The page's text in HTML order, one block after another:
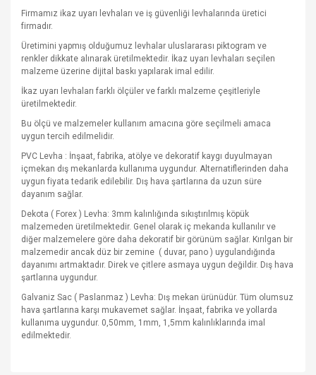
Firmamız ikaz uyarı levhaları ve iş güvenliği levhalarında üretici
firmadır.
Üretimini yapmış olduğumuz levhalar uluslararası piktogram ve
renkler dikkate alınarak üretilmektedir. İkaz uyarı levhaları seçilen
malzeme üzerine dijital baskı yapılarak imal edilir.
İkaz uyarı levhaları farklı ölçüler ve farklı malzeme çeşitleriyle
üretilmektedir.
Bu ölçü ve malzemeler kullanım amacına göre seçilmeli amaca
uygun tercih edilmelidir.
PVC Levha : İnşaat, fabrika, atölye ve dekoratif kaygı duyulmayan
içmekan dış mekanlarda kullanıma uygundur. Alternatiflerinden daha
uygun fiyata tedarik edilebilir. Dış hava şartlarına da uzun süre
dayanım sağlar.
Dekota ( Forex ) Levha: 3mm kalınlığında sıkıştırılmış köpük
malzemeden üretilmektedir. Genel olarak iç mekanda kullanılır ve
diğer malzemelere göre daha dekoratif bir görünüm sağlar. Kırılgan bir
malzemedir ancak düz bir zemine ( duvar, pano ) uygulandığında
dayanımı artmaktadır. Direk ve çitlere asmaya uygun değildir. Dış hava
şartlarına uygundur.
Galvaniz Sac ( Paslanmaz ) Levha: Dış mekan ürünüdür. Tüm olumsuz
hava şartlarına karşı mukavemet sağlar. İnşaat, fabrika ve yollarda
kullanıma uygundur. 0,50mm, 1mm, 1,5mm kalınlıklarında imal
edilmektedir.